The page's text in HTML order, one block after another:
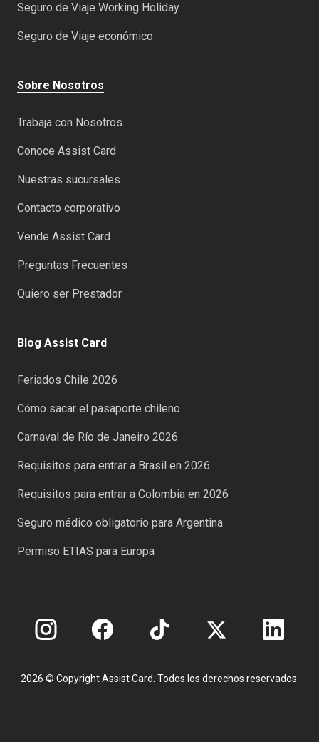
Seguro de Viaje Working Holiday
Seguro de Viaje económico
Sobre Nosotros
Trabaja con Nosotros
Conoce Assist Card
Nuestras sucursales
Contacto corporativo
Vende Assist Card
Preguntas Frecuentes
Quiero ser Prestador
Blog Assist Card
Feriados Chile 2026
Cómo sacar el pasaporte chileno
Carnaval de Río de Janeiro 2026
Requisitos para entrar a Brasil en 2026
Requisitos para entrar a Colombia en 2026
Seguro médico obligatorio para Argentina
Permiso ETIAS para Europa
2026 © Copyright Assist Card. Todos los derechos reservados.